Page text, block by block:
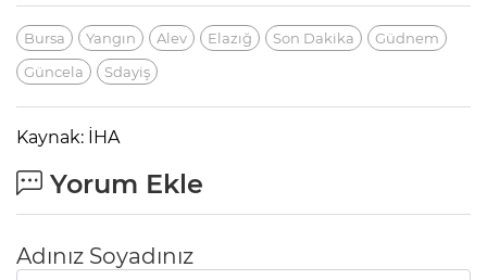
Bursa Yangın Alev Elazığ Son Dakika
Güdnem
Güncela
Sdayiş
Kaynak: İHA
Yorum Ekle
Adınız Soyadınız